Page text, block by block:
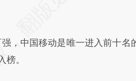
。不代表财新观点和立场。推
中国移动是唯一进入前十名
。